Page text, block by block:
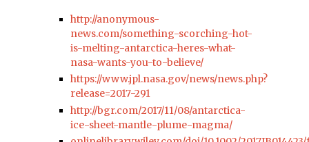
http://anonymous-
news.com/something-scorching-hot-
is-melting-antarctica-heres-what-
nasa-wants-you-to-believe/
https://www.jpl.nasa.gov/news/news.php?
release=2017-291
http://bgr.com/2017/11/08/antarctica-
ice-sheet-mantle-plume-magma/